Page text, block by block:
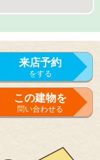
来店予約
をする
来店予約
をする
この建物を
問い合わせる